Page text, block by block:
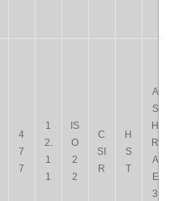
4
7
7
1
2.
1
1
IS
O
2
2
C
SI
R
H
S
T
A
S
H
R
A
E
3